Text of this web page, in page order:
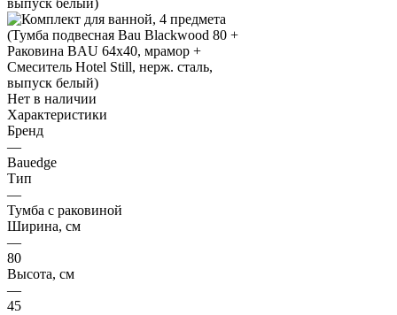
Нет в наличии
Характеристики
Бренд
—
Bauedge
Тип
—
Тумба с раковиной
Ширина, см
—
80
Высота, см
—
45